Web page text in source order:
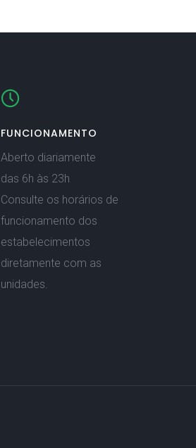
FUNCIONAMENTO
Aberto diariamente
das 6h às 23h
Consulte os horários de
funcionamento dos
estabelecimentos
diretamente com as
unidades.